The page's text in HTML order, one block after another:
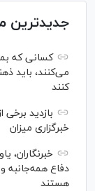
جدیدترین
کسانی که
می‌کنند، باید
کنند
بازدید
خبرگزاری میزان
خبرنگاران،
دفاع همه‌جانبه
هستند